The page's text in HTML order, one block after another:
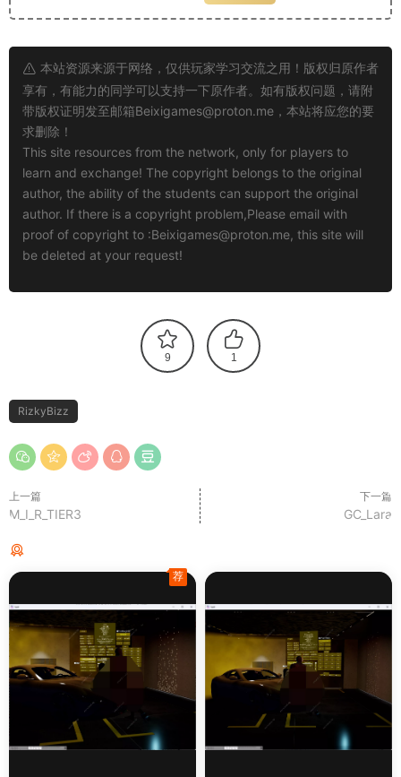
本站资源来源于网络，仅供玩家学习交流之用！版权归原作者
享有，有能力的同学可以支持一下原作者。如有版权问题，请附
带版权证明发至邮箱Beixigames@proton.me ，本站将应您的要
求删除！
This site resources from the network, only for players to
learn and exchange! The copyright belongs to the original
author, the ability of the students can support the original
author. If there is a copyright problem,Please email with
proof of copyright to :Beixigames@proton.me, this site will
be deleted at your request!
9 1
RizkyBizz
上一篇
M_I_R_TIER3
下一篇
GC_Lara
荐